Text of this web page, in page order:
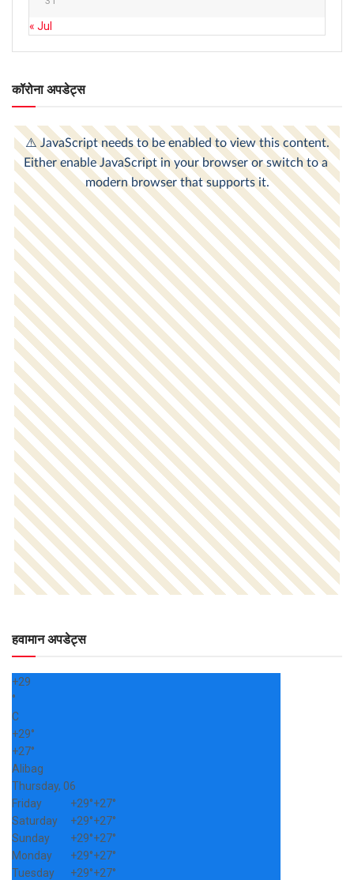
« Jul
कॉरोना अपडेट्स
हवामान अपडेट्स
+29
°
C
+29°
+27°
Alibag
Thursday, 06
Friday
+29°+27°
Saturday
+29°+27°
Sunday
+29°+27°
Monday
+29°+27°
Tuesday
+29°+27°